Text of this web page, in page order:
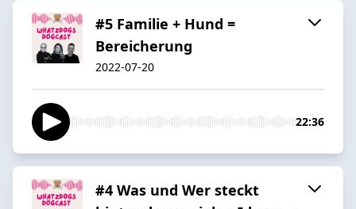
#5 Familie + Hund =
Bereicherung
2022-07-20
22:36
#4 Was und Wer steckt